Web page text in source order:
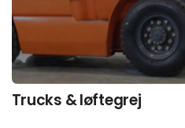
Trucks & løftegrej